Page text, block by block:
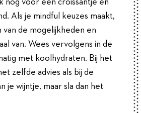
nog voor een croissantje en
Als je mindful keuzes maakt,
van de mogelijkheden en
van. Wees vervolgens in de
met koolhydraten. Bij het
zelfde advies als bij de
je wijntje, maar sla dan het